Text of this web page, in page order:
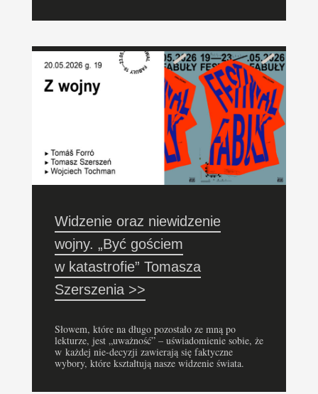
Widzenie oraz niewidzenie
wojny. „Być gościem
w katastrofie” Tomasza
Szerszenia >>
Słowem, które na długo pozostało ze mną po
lekturze, jest „uważność” – uświadomienie sobie, że
w każdej nie-decyzji zawierają się faktyczne
wybory, które kształtują nasze widzenie świata.